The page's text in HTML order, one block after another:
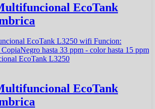
EcoTank
EcoTank